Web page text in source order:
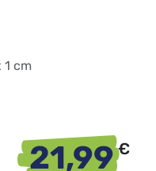
1 cm
21,99€